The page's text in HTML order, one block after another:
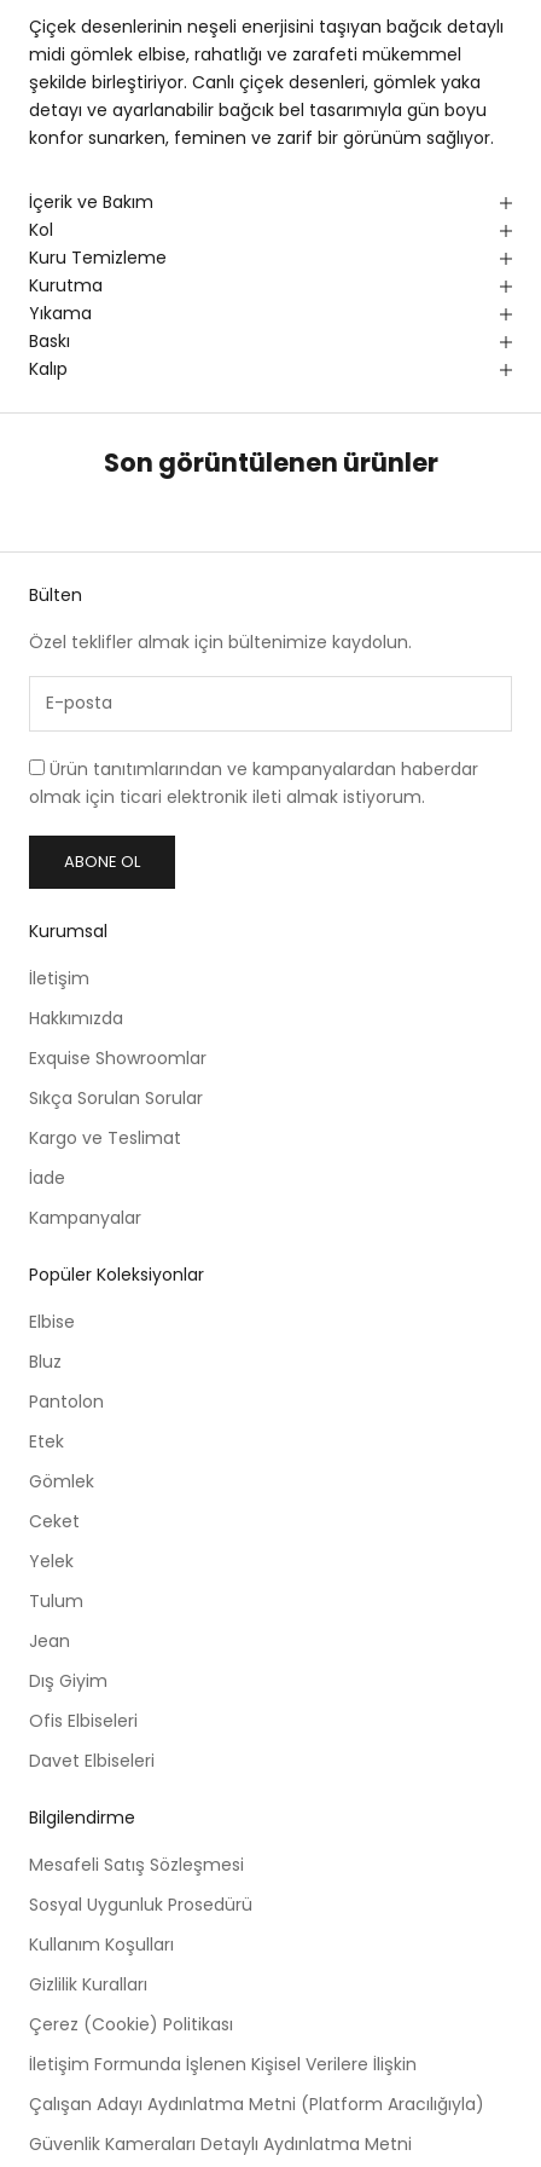
Çiçek desenlerinin neşeli enerjisini taşıyan bağcık detaylı
midi gömlek elbise, rahatlığı ve zarafeti mükemmel
şekilde birleştiriyor. Canlı çiçek desenleri, gömlek yaka
detayı ve ayarlanabilir bağcık bel tasarımıyla gün boyu
konfor sunarken, feminen ve zarif bir görünüm sağlıyor.
İçerik ve Bakım
Kol
Kuru Temizleme
Kurutma
Yıkama
Baskı
Kalıp
Son görüntülenen ürünler
Bülten
Özel teklifler almak için bültenimize kaydolun.
Ürün tanıtımlarından ve kampanyalardan haberdar
olmak için ticari elektronik ileti almak istiyorum.
ABONE OL
Kurumsal
İletişim
Hakkımızda
Exquise Showroomlar
Sıkça Sorulan Sorular
Kargo ve Teslimat
İade
Kampanyalar
Popüler Koleksiyonlar
Elbise
Bluz
Pantolon
Etek
Gömlek
Ceket
Yelek
Tulum
Jean
Dış Giyim
Ofis Elbiseleri
Davet Elbiseleri
Bilgilendirme
Mesafeli Satış Sözleşmesi
Sosyal Uygunluk Prosedürü
Kullanım Koşulları
Gizlilik Kuralları
Çerez (Cookie) Politikası
İletişim Formunda İşlenen Kişisel Verilere İlişkin
Çalışan Adayı Aydınlatma Metni (Platform Aracılığıyla)
Güvenlik Kameraları Detaylı Aydınlatma Metni